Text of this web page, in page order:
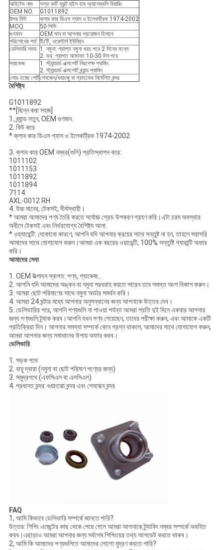
আইটেম নাম
গল্ফ কার্ট ফ্রন্ট হুইল হাব অ্যাসেম্বলি বিয়ারিং
OEM NO.
G1011892
উপর ফিট
ক্লাব কার ডিএস গ্যাস ও ইলেকট্রিক 1974-2002
MOQ
50 পিসি
গুণমান
OEM মান বা আপনার প্রয়োজন হিসাবে
পরিশোধের শর্ত টি/টি, ওয়েস্টার্ন ইউনিয়ন
ডেলিভারি সময় 1. নমুনা: প্রাপ্ত নমুনা খরচ পরে 2 দিনের মধ্যে
2. ভর: প্রাপ্ত আমানত 10-30 দিন পরে
প্যাকেজ
1. স্ট্যান্ডার্ড এক্সপোর্ট নিরপেক্ষ প্যাকিং
2. স্ট্যান্ডার্ড এক্সপোর্ট ব্র্যান্ড প্যাকিং
লোড হচ্ছে পোর্টশেনজেন/গুয়াংজু বা গ্রাহকের নির্দেশিত বন্দর
বৈশিষ্ট্য
G1011892
**[ছিন্ন করা সহজ]
1. ব্র্যান্ড নতুন, OEM গুণমান.
2. ফিট করে
* ক্লাব কার ডিএস গ্যাস ও ইলেকট্রিক 1974-2002
3. ক্লাব কার OEM নম্বর(গুলি) প্রতিস্থাপন করে:
1011102
1011153
1011892
1011894
7114
AXL-0012 RH
4. উচ্চ মানের, টেকসই, দীর্ঘস্থায়ী।
* আমরা আমাদের পণ্য তৈরি করতে সর্বোচ্চ গ্রেড উপকরণ গ্রহণ করি।এটা চরম অবস্থার
অধীনে টেকসই এবং নির্ভরযোগ্য বৈশিষ্ট্য আনা.
* ওয়্যারেন্টি: যেকোনো কারণে, আপনি যদি আপনার ক্রয়ের সাথে সন্তুষ্ট না হন, তাহলে সরাসরি
আমাদের সাথে যোগাযোগ করুন।আমরা এক বছরের ওয়ারেন্টি, 100% সন্তুষ্টি গ্যারান্টি অফার
করি।
আমাদের সেবা
1. OEM উত্পাদন স্বাগত: পণ্য, প্যাকেজ...
2. আপনি যদি আমাদের অঙ্কন বা নমুনা সরবরাহ করতে পারেন তবে সমস্ত অংশ বিকাশ করুন।
3. আমরা ছোট পরিমাণের সাথে নমুনা অর্ডার সমর্থন করি।
4. আমরা 24 ঘন্টার মধ্যে আপনার অনুসন্ধানের জন্য আপনাকে উত্তর দেব।
5. ডেলিভারির পরে, আপনি পণ্যগুলি না পাওয়া পর্যন্ত আমরা প্রতি দুই দিনে একবার আপনার
জন্য পণ্যগুলি ট্র্যাক করব।আপনি যখন পণ্য পেয়েছেন, তাদের পরীক্ষা করুন, এবং আমাকে একটি
প্রতিক্রিয়া দিন। আপনার সমস্যা সম্পর্কে কোন প্রশ্ন থাকলে, আমাদের সাথে যোগাযোগ করুন,
আমরা আপনার জন্য সমাধানের উপায় অফার করব।
ডেলিভারি
1. সড়ক পথে
2. বায়ু দ্বারা (নমুনা বা ছোট পরিমাণ পণ্যের জন্য)
3. সমুদ্রপথে (এফসিএল বা এলসিএল)
4. প্রধানত বন্দর: গুয়াংঝো বন্দর এবং শেনঝেন বন্দর
FAQ
1, আমি কিভাবে ডেলিভারি সম্পর্কে জানতে পারি?
উত্তর: শিপিং এজেন্টের কাছ থেকে পেয়ে গেলে আমরা আপনাকে ট্র্যাকিং নম্বর সম্পর্কে অবহিত
করব।এছাড়াও আমরা আপনার জন্য সর্বশেষ শিপিংয়ের তথ্য আপডেট করতে থাকব।
2, আমি কি আমাদের পণ্যগুলিতে আমাদের লোগো মুদ্রণ করতে পারি?